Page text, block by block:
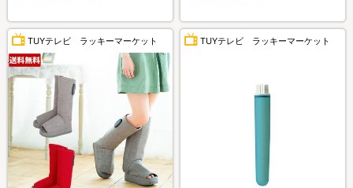
TUYテレビ ラッキーマーケット TUYテレビ ラッキーマーケット